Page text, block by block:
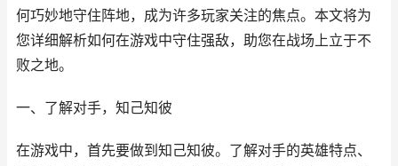
何巧妙地守住阵地，成为许多玩家关注的焦点。本文将为
您详细解析如何在游戏中守住强敌，助您在战场上立于不
败之地。
一、了解对手，知己知彼
在游戏中，首先要做到知己知彼。了解对手的英雄特点、